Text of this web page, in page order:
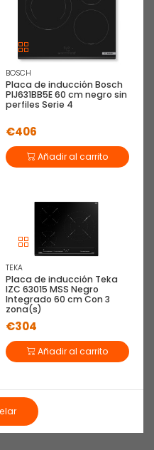
BOSCH
Placa de inducción Bosch
PIJ631BB5E 60 cm negro sin
perfiles Serie 4
€406
Añadir al carrito
TEKA
Placa de inducción Teka
IZC 63015 MSS Negro
Integrado 60 cm Con 3
zona(s)
€304
Añadir al carrito